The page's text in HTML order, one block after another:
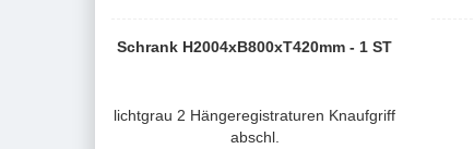
Schrank H2004xB800xT420mm - 1 ST
lichtgrau 2 Hängeregistraturen Knaufgriff
abschl.